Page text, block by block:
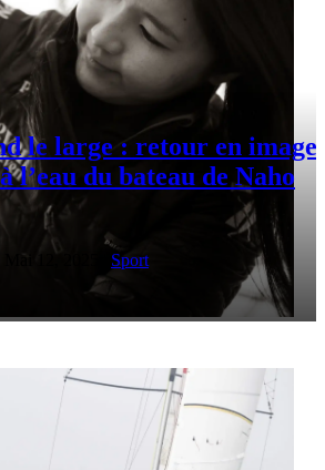
le large : retour en
l’eau du bateau de Naho
Mai 12, 2025 Sport